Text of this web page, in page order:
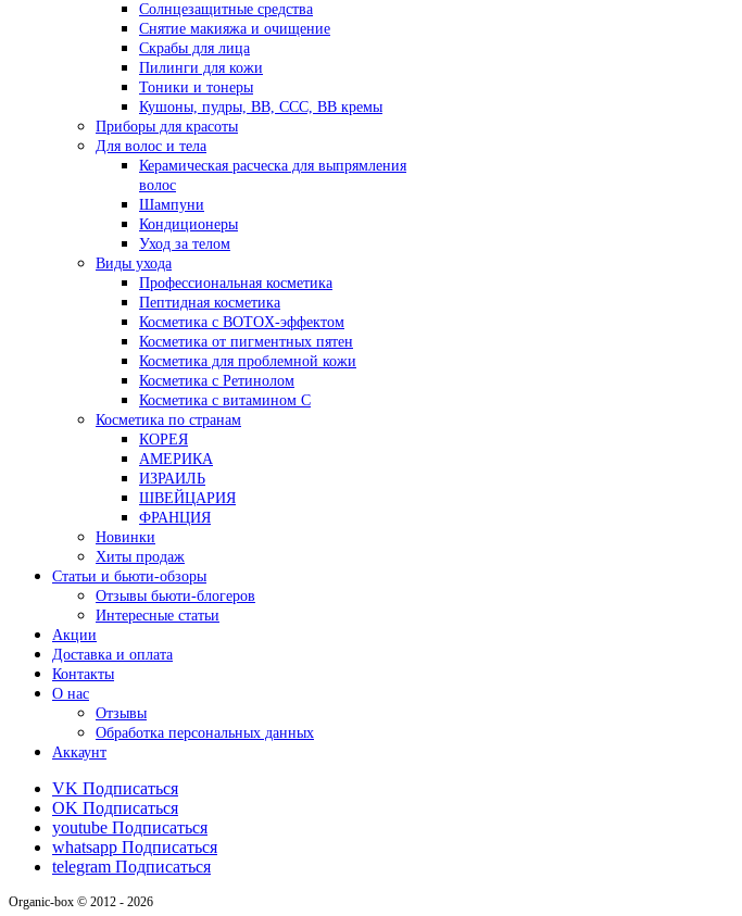
Солнцезащитные средства
Снятие макияжа и очищение
Скрабы для лица
Пилинги для кожи
Тоники и тонеры
Кушоны, пудры, ВВ, ССС, ВВ кремы
Приборы для красоты
Для волос и тела
Керамическая расческа для выпрямления
волос
Шампуни
Кондиционеры
Уход за телом
Виды ухода
Профессиональная косметика
Пептидная косметика
Косметика с BOTOX-эффектом
Косметика от пигментных пятен
Косметика для проблемной кожи
Косметика с Ретинолом
Косметика с витамином С
Косметика по странам
КОРЕЯ
АМЕРИКА
ИЗРАИЛЬ
ШВЕЙЦАРИЯ
ФРАНЦИЯ
Новинки
Хиты продаж
Статьи и бьюти-обзоры
Отзывы бьюти-блогеров
Интересные статьи
Акции
Доставка и оплата
Контакты
О нас
Отзывы
Обработка персональных данных
Аккаунт
VK Подписаться
OK Подписаться
youtube Подписаться
whatsapp Подписаться
telegram Подписаться
Organic-box © 2012 - 2026